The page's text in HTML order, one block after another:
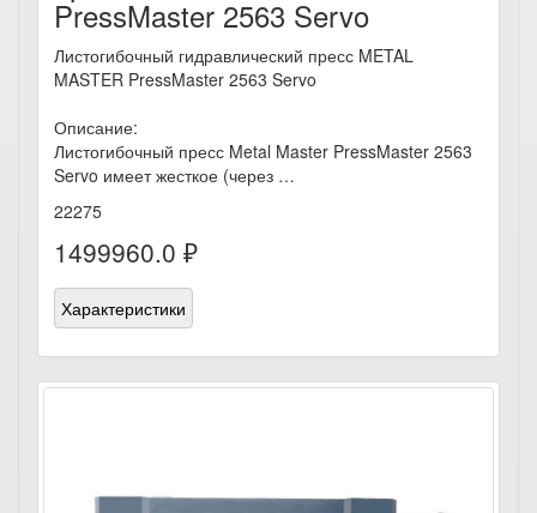
PressMaster 2563 Servo
Листогибочный гидравлический пресс METAL
MASTER PressMaster 2563 Servo
Описание:
Листогибочный пресс Metal Master PressMaster 2563
Servo имеет жесткое (через …
22275
1499960.0 ₽
Характеристики